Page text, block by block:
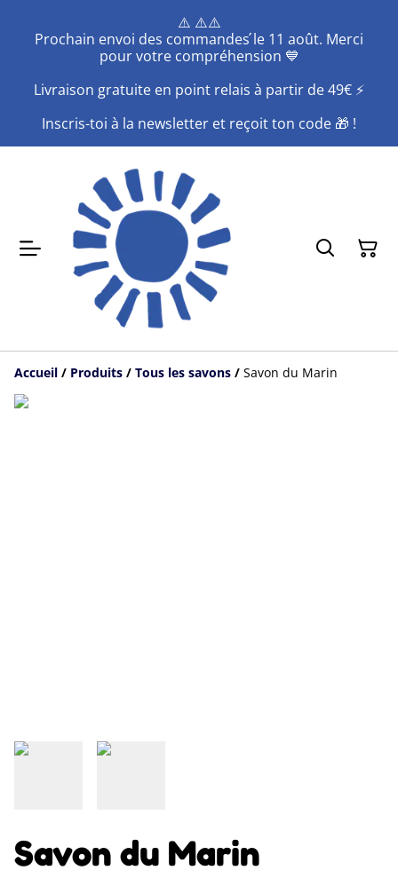
⚠️ ⚠️⚠️
Prochain envoi des commandes ́le 11 août. Merci
pour votre compréhension 💙
Livraison gratuite en point relais à partir de 49€ ⚡️
Inscris-toi à la newsletter et reçoit ton code 🎁 !
Accueil / Produits / Tous les savons / Savon du Marin
Savon du Marin